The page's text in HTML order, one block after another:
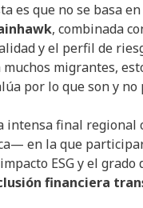
es que no se basa
, combinada
y el perfil de
migrantes,
por lo que son y
intensa final
en la que
ESG y el
financiera